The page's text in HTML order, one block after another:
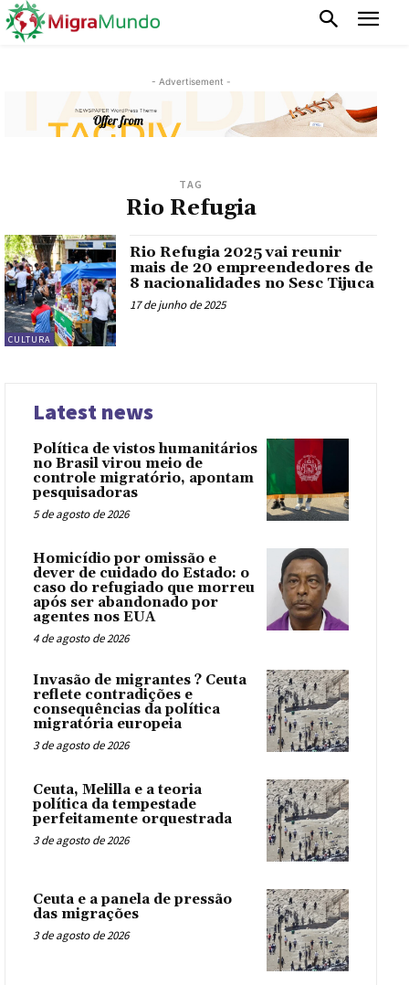
- Advertisement -
TAG
Rio Refugia
CULTURA
Rio Refugia 2025 vai reunir
mais de 20 empreendedores de
8 nacionalidades no Sesc Tijuca
17 de junho de 2025
Latest news
Política de vistos humanitários
no Brasil virou meio de
controle migratório, apontam
pesquisadoras
5 de agosto de 2026
Homicídio por omissão e
dever de cuidado do Estado: o
caso do refugiado que morreu
após ser abandonado por
agentes nos EUA
4 de agosto de 2026
Invasão de migrantes ? Ceuta
reflete contradições e
consequências da política
migratória europeia
3 de agosto de 2026
Ceuta, Melilla e a teoria
política da tempestade
perfeitamente orquestrada
3 de agosto de 2026
Ceuta e a panela de pressão
das migrações
3 de agosto de 2026